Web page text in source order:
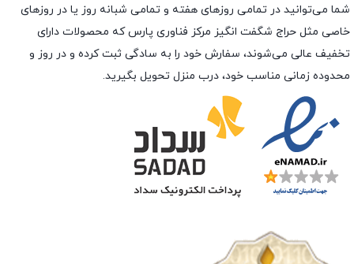
شما می‌توانید در تمامی روزهای هفته و تمامی شبانه روز یا در روزهای
خاصی مثل حراج شگفت انگیز مرکز فناوری پارس که محصولات دارای
تخفیف عالی می‌شوند، سفارش خود را به سادگی ثبت کرده و در روز و
محدوده زمانی مناسب خود، درب منزل تحویل بگیرید.